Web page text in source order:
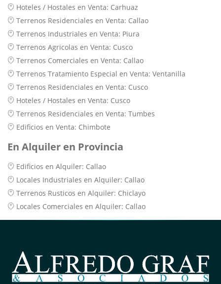
Hoteles / Hostales en Venta: Carhuaz
Terrenos Residenciales en Venta: Callao
Terrenos Industriales en Venta: Piura
Terrenos Agricolas en Venta: Cusco
Terrenos Comerciales en Venta: Callao
Terrenos Tratamiento Especial en Venta: Ventanilla
Terrenos Residenciales en Venta: Cusco
Hoteles / Hostales en Venta: Cusco
Terrenos Residenciales en Venta: Tumbes
Edificios en Venta: Chimbote
En Alquiler en Provincia
Edificios en Alquiler: Callao
Locales Industriales en Alquiler: Callao
Terrenos Rusticos en Alquiler: Chiclayo
Locales Comerciales en Alquiler: Callao